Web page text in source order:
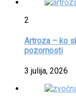
2
Artroza – ko
pozornosti
3 julija, 2026